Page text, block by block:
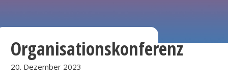
Organisationskonferenz
20. Dezember 2023